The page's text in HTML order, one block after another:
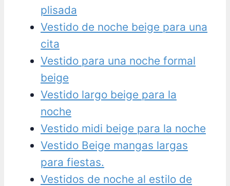
plisada
Vestido de noche beige para una
cita
Vestido para una noche formal
beige
Vestido largo beige para la
noche
Vestido midi beige para la noche
Vestido Beige mangas largas
para fiestas.
Vestidos de noche al estilo de